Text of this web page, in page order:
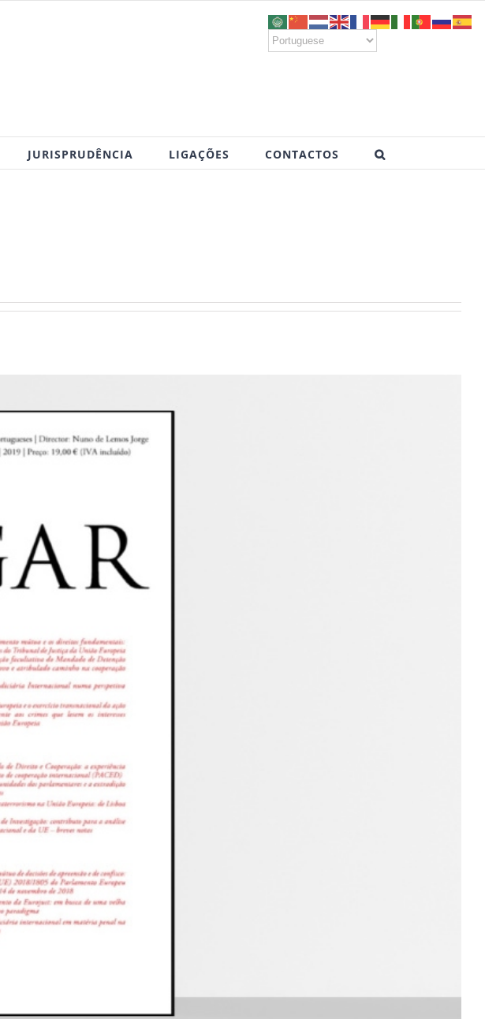
JURISPRUDÊNCIA LIGAÇÕES CONTACTOS